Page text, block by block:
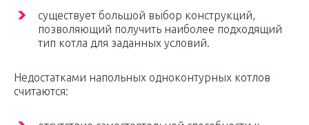
существует большой выбор конструкций,
позволяющий получить наиболее подходящий
тип котла для заданных условий.
Недостатками напольных одноконтурных котлов
считаются: